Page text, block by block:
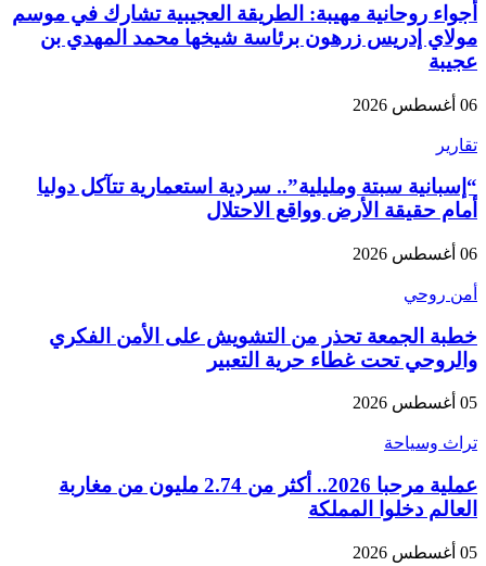
أجواء روحانية مهيبة: الطريقة العجيبية تشارك في موسم
مولاي إدريس زرهون برئاسة شيخها محمد المهدي بن
عجيبة
06 أغسطس 2026
تقارير
“إسبانية سبتة ومليلية”.. سردية استعمارية تتآكل دوليا
أمام حقيقة الأرض وواقع الاحتلال
06 أغسطس 2026
أمن روحي
خطبة الجمعة تحذر من التشويش على الأمن الفكري
والروحي تحت غطاء حرية التعبير
05 أغسطس 2026
تراث وسياحة
عملية مرحبا 2026.. أكثر من 2.74 مليون من مغاربة
العالم دخلوا المملكة
05 أغسطس 2026